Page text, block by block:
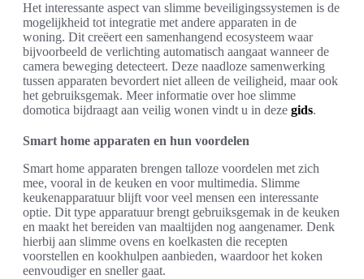
Het interessante aspect van slimme beveiligingssystemen is de
mogelijkheid tot integratie met andere apparaten in de
woning. Dit creëert een samenhangend ecosysteem waar
bijvoorbeeld de verlichting automatisch aangaat wanneer de
camera beweging detecteert. Deze naadloze samenwerking
tussen apparaten bevordert niet alleen de veiligheid, maar ook
het gebruiksgemak. Meer informatie over hoe slimme
domotica bijdraagt aan veilig wonen vindt u in deze gids.
Smart home apparaten en hun voordelen
Smart home apparaten brengen talloze voordelen met zich
mee, vooral in de keuken en voor multimedia. Slimme
keukenapparatuur blijft voor veel mensen een interessante
optie. Dit type apparatuur brengt gebruiksgemak in de keuken
en maakt het bereiden van maaltijden nog aangenamer. Denk
hierbij aan slimme ovens en koelkasten die recepten
voorstellen en kookhulpen aanbieden, waardoor het koken
eenvoudiger en sneller gaat.